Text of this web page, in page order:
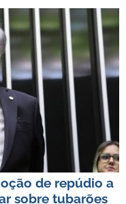
de repúdio a
sobre tubarões